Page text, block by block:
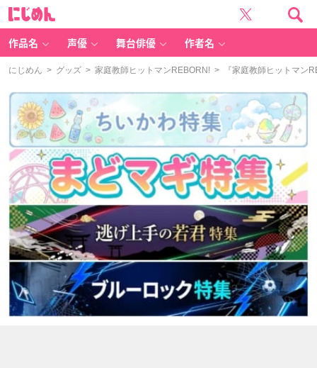
作品名 声優 舞台俳優 作者名
にじめん > グッズ > 家庭教師ヒットマンREBORN! > 『家庭教師ヒットマン